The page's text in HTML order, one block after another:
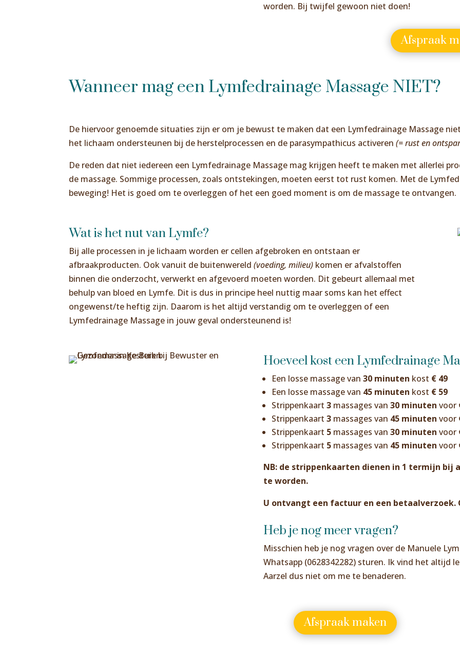
worden. Bij twijfel gewoon niet doen!
Afspraak
Wanneer mag een Lymfedrainage Massage NIET?
De hiervoor genoemde situaties zijn er om je bewust te maken dat een Lymfedrainage Massage
het lichaam ondersteunen bij de herstelprocessen en de parasympathicus activeren(= rust en
De reden dat niet iedereen een Lymfedrainage Massage mag krijgen heeft te maken met allerlei
de massage. Sommige processen, zoals ontstekingen, moeten eerst tot rust komen. Met de
beweging! Het is goed om te overleggen of het een goed moment is om de massage te ontvangen.
Wat is het nut van Lymfe?
Bij alle processen in je lichaam worden er cellen afgebroken en ontstaan er
afbraakproducten. Ook vanuit de buitenwereld(voeding, milieu) komen er afvalstoffen
binnen die onderzocht, verwerkt en afgevoerd moeten worden. Dit gebeurt allemaal met
behulp van bloed en Lymfe. Dit is dus in principe heel nuttig maar soms kan het effect
ongewenst/te heftig zijn. Daarom is het altijd verstandig om te overleggen of een
Lymfedrainage Massage in jouw geval ondersteunend is!
Hoeveel kost een Lymfedrainage
Een losse massage van 30 minuten kost € 49
Een losse massage van 45 minuten kost € 59
Strippenkaart 3massages van 30 minuten voor
Strippenkaart 3massages van 45 minuten voor
Strippenkaart 5massages van 30 minuten voor
Strippenkaart 5massages van 45 minuten voor
NB: de strippenkaarten dienen in 1 termijn bij
te worden.
U ontvangt een factuur en een
Heb je nog meer vragen?
Misschien heb je nog vragen over de Manuele
Whatsapp (0628342282) sturen. Ik vind het altijd
Aarzel dus niet om me te benaderen.
Afspraak maken